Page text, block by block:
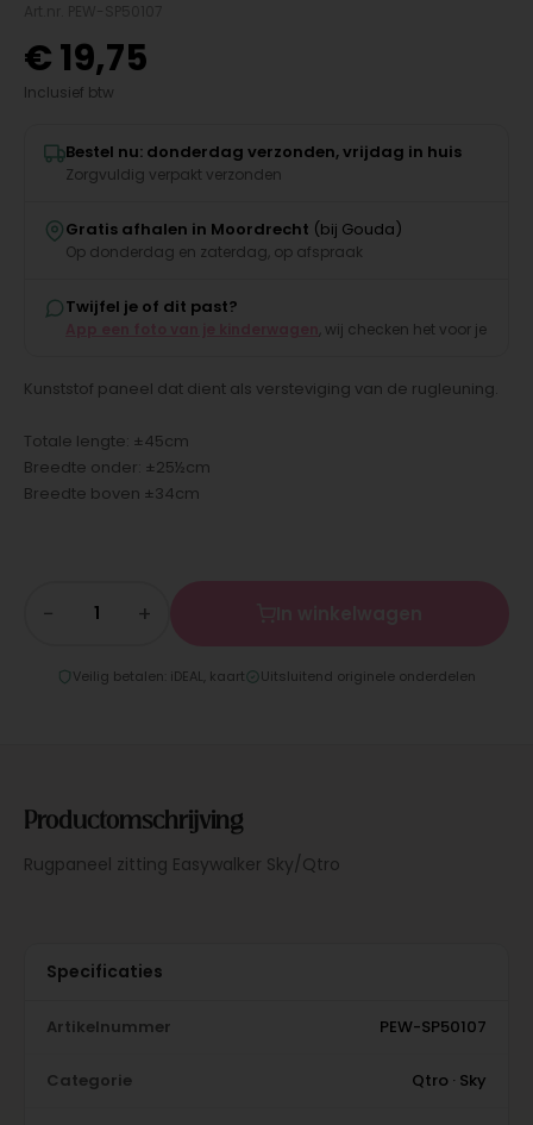
€19,75
Inclusief btw
Bestel nu: donderdag verzonden, vrijdag in huis
Zorgvuldig verpakt verzonden
Gratis afhalen in Moordrecht (bij Gouda)
Op donderdag en zaterdag, op afspraak
Twijfel je of dit past?
, wij checken het voor je
Kunststof paneel dat dient als versteviging van de rugleuning.
Totale lengte: ±45cm
Breedte onder: ±25½cm
Breedte boven ±34cm
− +
Veilig betalen: iDEAL, kaart Uitsluitend originele onderdelen
Productomschrijving
Rugpaneel zitting Easywalker Sky/Qtro
Specificaties
Artikelnummer PEW-SP50107
Categorie Qtro · Sky